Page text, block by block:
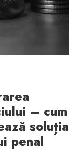
– cum
soluția
penal